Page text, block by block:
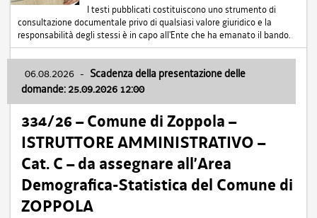
I testi pubblicati costituiscono uno strumento di
consultazione documentale privo di qualsiasi valore giuridico e la
responsabilità degli stessi è in capo all'Ente che ha emanato il bando.
06.08.2026 - Scadenza della presentazione delle
domande: 25.09.2026 12:00
334/26 – Comune di Zoppola –
ISTRUTTORE AMMINISTRATIVO –
Cat. C – da assegnare all’Area
Demografica-Statistica del Comune di
ZOPPOLA